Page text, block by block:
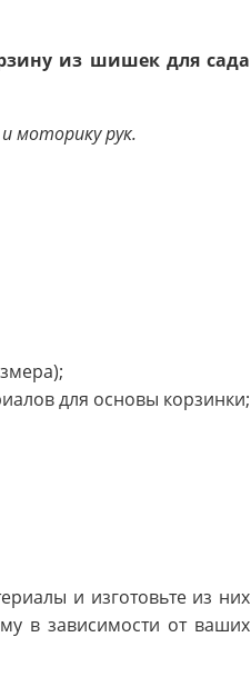
из шишек для сада
моторику рук.
для основы корзинки;
и изготовьте из них
в зависимости от ваших